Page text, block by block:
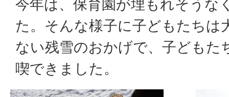
今年は、保育園が埋もれそうな
た。そんな様子に子どもたちは
ない残雪のおかげで、子どもた
喫できました。